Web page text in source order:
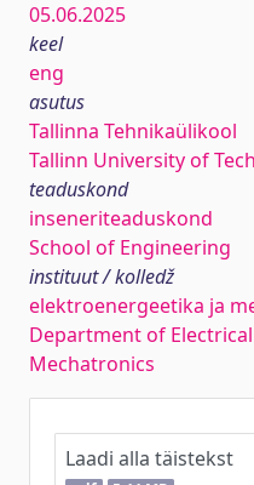
05.06.2025
keel
eng
asutus
Tallinna Tehnikaülikool
Tallinn University of
teaduskond
inseneriteaduskond
School of Engineering
instituut / kolledž
elektroenergeetika ja
Department of
Mechatronics
Laadi alla täistekst